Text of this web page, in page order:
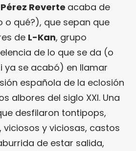
Pérez Reverte acaba de
o qué?), que sepan que
de L-Kan, grupo
de lo que se da (o
ya se acabó) en llamar
española de la eclosión
albores del siglo XXI. Una
desfilaron tontipops,
viciosos y viciosas, castos
de estar salida,